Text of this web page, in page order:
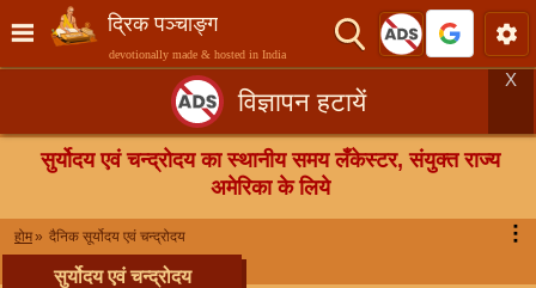
द्रिक पञ्चाङ्ग
devotionally made & hosted in India
विज्ञापन हटायें
X
सुर्योदय एवं चन्द्रोदय का स्थानीय समय लँकेस्टर, संयुक्त राज्य
अमेरिका के लिये
होम दैनिक सूर्योदय एवं चन्द्रोदय ⋮
सुर्योदय एवं चन्द्रोदय